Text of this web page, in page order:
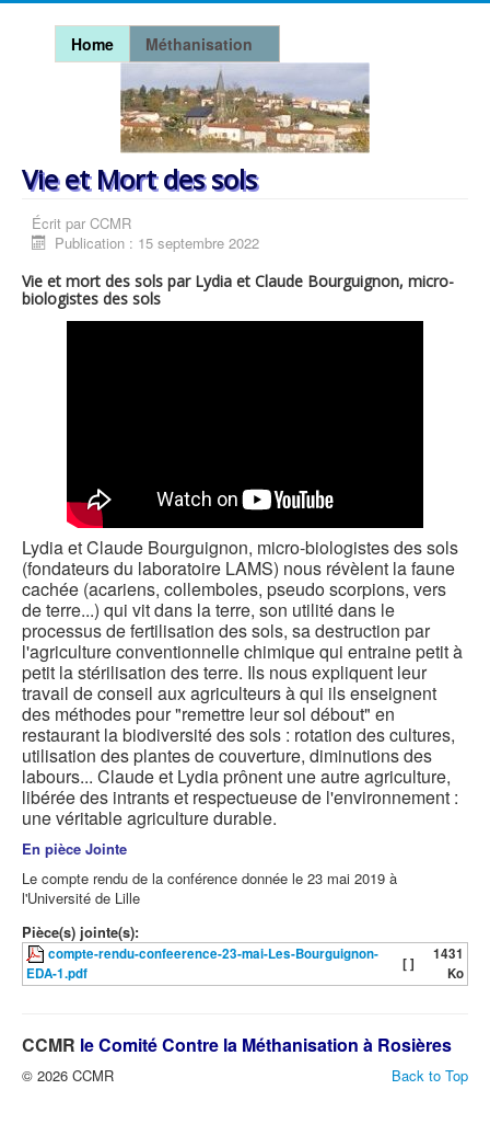
Home Méthanisation
Vie et Mort des sols
Écrit par CCMR
Publication : 15 septembre 2022
Vie et mort des sols par Lydia et Claude Bourguignon, micro-
biologistes des sols
Lydia et Claude Bourguignon, micro-biologistes des sols
(fondateurs du laboratoire LAMS) nous révèlent la faune
cachée (acariens, collemboles, pseudo scorpions, vers
de terre...) qui vit dans la terre, son utilité dans le
processus de fertilisation des sols, sa destruction par
l'agriculture conventionnelle chimique qui entraine petit à
petit la stérilisation des terre. Ils nous expliquent leur
travail de conseil aux agriculteurs à qui ils enseignent
des méthodes pour "remettre leur sol débout" en
restaurant la biodiversité des sols : rotation des cultures,
utilisation des plantes de couverture, diminutions des
labours... Claude et Lydia prônent une autre agriculture,
libérée des intrants et respectueuse de l'environnement :
une véritable agriculture durable.
En pièce Jointe
Le compte rendu de la conférence donnée le 23 mai 2019 à
l'Université de Lille
Pièce(s) jointe(s):
compte-rendu-confeerence-23-mai-Les-Bourguignon-
EDA-1.pdf
[ ]
1431
Ko
CCMR le Comité Contre la Méthanisation à Rosières
Back to Top
© 2026 CCMR